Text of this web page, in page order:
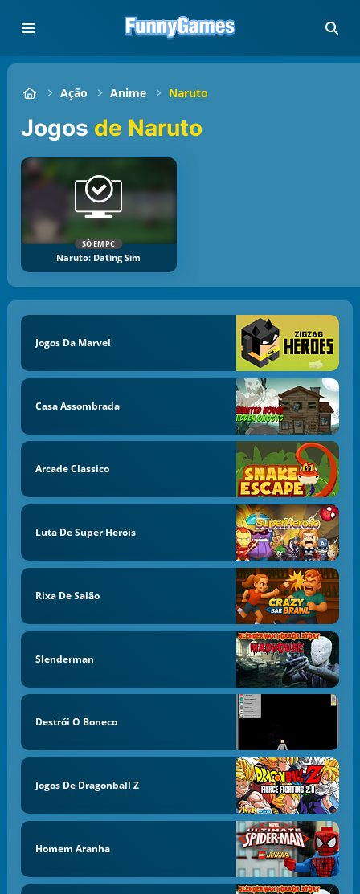
Ação Anime Naruto
Jogos de Naruto
SÓ EM PC
Naruto: Dating Sim
Jogos Da Marvel
Casa Assombrada
Arcade Classico
Luta De Super Heróis
Rixa De Salão
Slenderman
Destrói O Boneco
Jogos De Dragonball Z
Homem Aranha